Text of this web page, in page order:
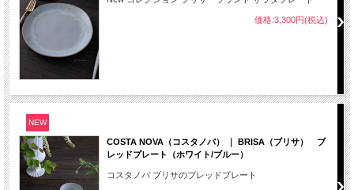
価格:3,300円(税込)
NEW
COSTA NOVA（コスタノバ） ｜ BRISA（ブリサ） ブ
レッドプレート（ホワイト/ブルー）
コスタノバ ブリサのブレッドプレート